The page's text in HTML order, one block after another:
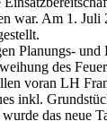
war. Am 1. Juli
Planungs- und
des
voran LH
inkl.
das neue